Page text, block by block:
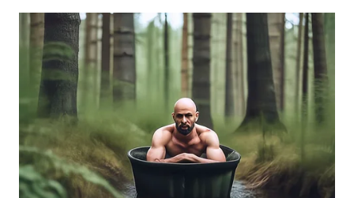
WN
TANGERANG
WN
WN
CIREBON